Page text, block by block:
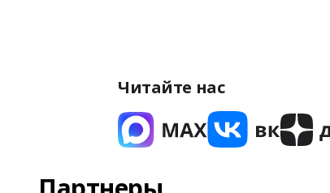
Читайте нас